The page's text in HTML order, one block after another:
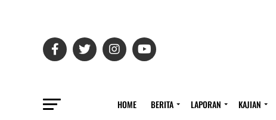
HOME BERITA LAPORAN KAJIAN